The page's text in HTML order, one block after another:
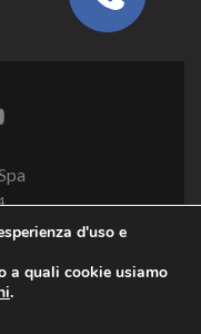
d'uso e
a quali cookie usiamo
.